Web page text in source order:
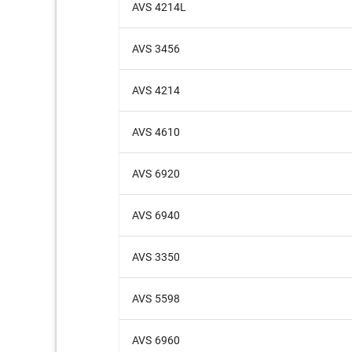
AVS 4214L
AVS 3456
AVS 4214
AVS 4610
AVS 6920
AVS 6940
AVS 3350
AVS 5598
AVS 6960